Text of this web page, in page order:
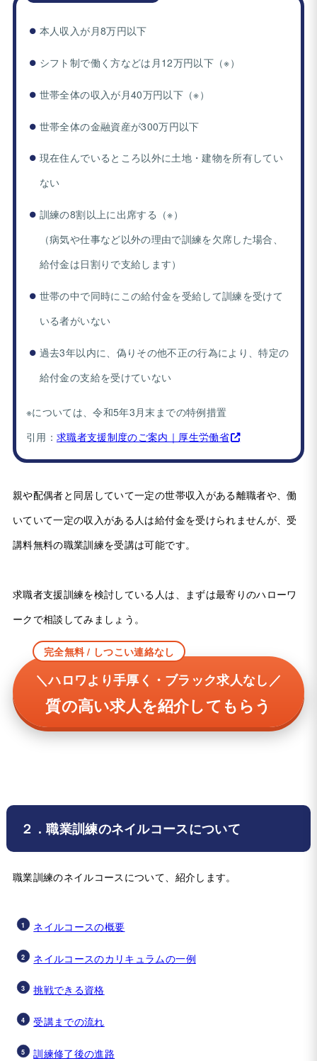
本人収入が月8万円以下
シフト制で働く方などは月12万円以下（※）
世帯全体の収入が月40万円以下（※）
世帯全体の金融資産が300万円以下
現在住んでいるところ以外に土地・建物を所有してい
ない
訓練の8割以上に出席する（※）
（病気や仕事など以外の理由で訓練を欠席した場合、
給付金は日割りで支給します）
世帯の中で同時にこの給付金を受給して訓練を受けて
いる者がいない
過去3年以内に、偽りその他不正の行為により、特定の
給付金の支給を受けていない
※については、令和5年3月末までの特例措置
引用： 求職者支援制度のご案内｜厚生労働省
親や配偶者と同居していて一定の世帯収入がある離職者や、働
いていて一定の収入がある人は給付金を受けられませんが、受
講料無料の職業訓練を受講は可能です。
求職者支援訓練を検討している人は、まずは最寄りのハローワ
ークで相談してみましょう。
完全無料 / しつこい連絡なし
＼ハロワより手厚く・ブラック求人なし／
質の高い求人を紹介してもらう
２．職業訓練のネイルコースについて
職業訓練のネイルコースについて、紹介します。
ネイルコースの概要
ネイルコースのカリキュラムの一例
挑戦できる資格
受講までの流れ
訓練修了後の進路